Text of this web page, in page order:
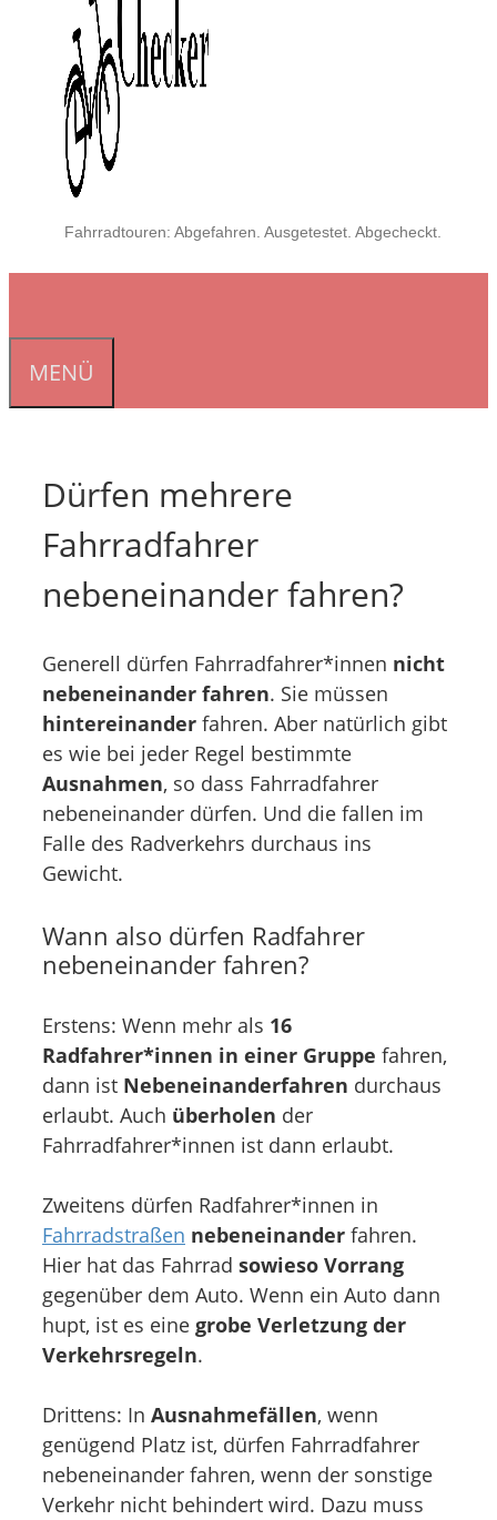
Fahrradtouren: Abgefahren. Ausgetestet. Abgecheckt.
MENÜ
Dürfen mehrere
Fahrradfahrer
nebeneinander fahren?
Generell dürfen Fahrradfahrer*innen nicht
nebeneinander fahren. Sie müssen
hintereinander fahren. Aber natürlich gibt
es wie bei jeder Regel bestimmte
Ausnahmen, so dass Fahrradfahrer
nebeneinander dürfen. Und die fallen im
Falle des Radverkehrs durchaus ins
Gewicht.
Wann also dürfen Radfahrer
nebeneinander fahren?
Erstens: Wenn mehr als 16
Radfahrer*innen in einer Gruppe fahren,
dann ist Nebeneinanderfahren durchaus
erlaubt. Auch überholen der
Fahrradfahrer*innen ist dann erlaubt.
Zweitens dürfen Radfahrer*innen in
Fahrradstraßen nebeneinander fahren.
Hier hat das Fahrrad sowieso Vorrang
gegenüber dem Auto. Wenn ein Auto dann
hupt, ist es eine grobe Verletzung der
Verkehrsregeln.
Drittens: In Ausnahmefällen, wenn
genügend Platz ist, dürfen Fahrradfahrer
nebeneinander fahren, wenn der sonstige
Verkehr nicht behindert wird. Dazu muss